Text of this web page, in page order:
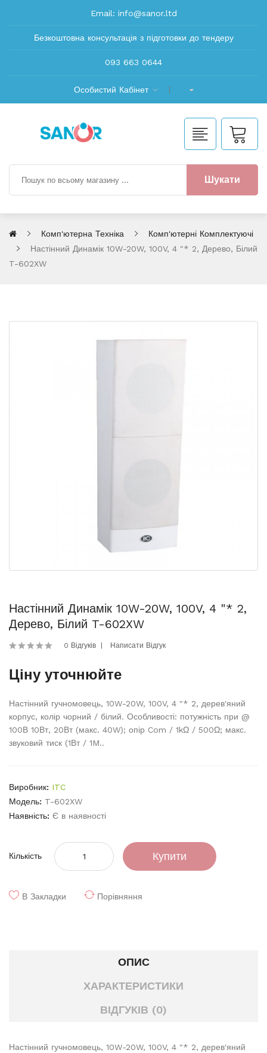
Email: info@sanor.ltd
Безкоштовна консультація з підготовки до тендеру
093 663 0644
Особистий Кабінет
Шукати
Комп'ютерна Техніка
Комп'ютерні Комплектуючі
Настінний Динамік 10W-20W, 100V, 4 "* 2, Дерево, Білий
T-602XW
Настінний Динамік 10W-20W, 100V, 4 "* 2,
Дерево, Білий T-602XW
0 Відгуків Написати Відгук
Ціну уточнюйте
Настінний гучномовець, 10W-20W, 100V, 4 "* 2, дерев'яний
корпус, колір чорний / білий. Особливості: потужність при @
100В 10Вт, 20Вт (макс. 40W); опір Com / 1kΩ / 500Ω; макс.
звуковий тиск (1Вт / 1M..
Виробник: ITC
Модель: T-602XW
Наявність: Є в наявності
Кількість Купити
В Закладки Порівняння
ОПИС
ХАРАКТЕРИСТИКИ
ВІДГУКІВ (0)
Настінний гучномовець, 10W-20W, 100V, 4 "* 2, дерев'яний